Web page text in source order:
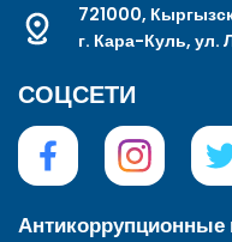
721000,
г. Кара-Куль, ул.
СОЦСЕТИ
Антикоррупционные